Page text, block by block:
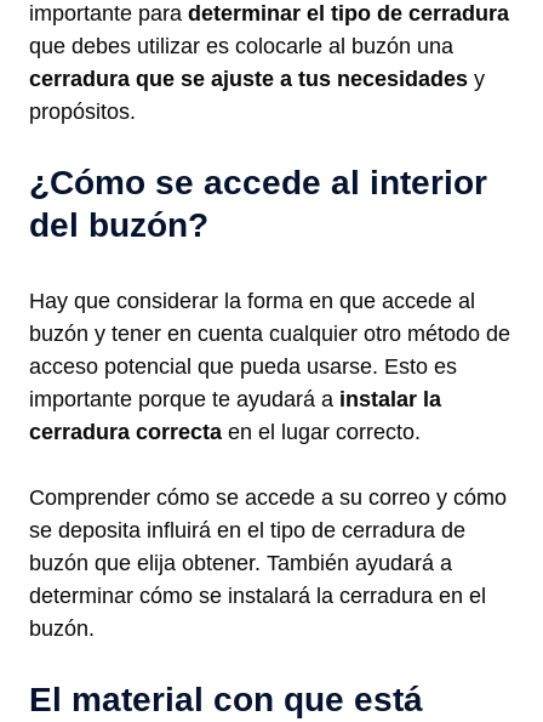
importante para determinar el tipo de cerradura
que debes utilizar es colocarle al buzón una
cerradura que se ajuste a tus necesidades y
propósitos.
¿Cómo se accede al interior
del buzón?
Hay que considerar la forma en que accede al
buzón y tener en cuenta cualquier otro método de
acceso potencial que pueda usarse. Esto es
importante porque te ayudará a instalar la
cerradura correcta en el lugar correcto.
Comprender cómo se accede a su correo y cómo
se deposita influirá en el tipo de cerradura de
buzón que elija obtener. También ayudará a
determinar cómo se instalará la cerradura en el
buzón.
El material con que está